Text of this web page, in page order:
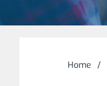
Home